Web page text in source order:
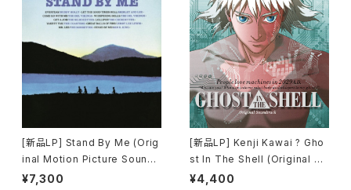
[新品LP] Stand By Me (Orig
inal Motion Picture Soundt
rack) / スタンド・バイ・ミー
¥7,300
[新品LP] Kenji Kawai ? Gho
st In The Shell (Original So
undtrack) / GHOST IN THE
¥4,400